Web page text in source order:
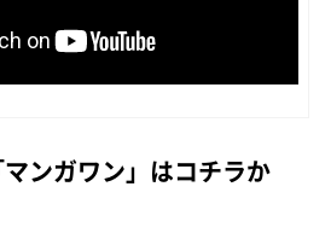
ンガワン」はコチラか